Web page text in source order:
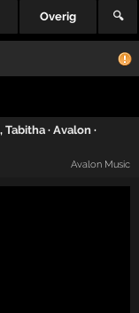
Overig 🔍
,Tabitha ·Avalon ·
Avalon Music